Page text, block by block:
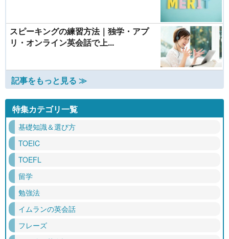
スピーキングの練習方法｜独学・アプ
リ・オンライン英会話で上...
記事をもっと見る ≫
特集カテゴリ一覧
基礎知識＆選び方
TOEIC
TOEFL
留学
勉強法
イムランの英会話
フレーズ